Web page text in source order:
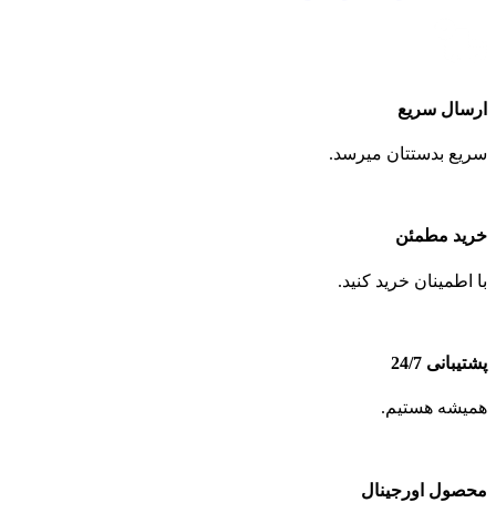
ارسال سریع
سریع بدستتان میرسد.
خرید مطمئن
با اطمینان خرید کنید.
پشتیبانی 24/7
همیشه هستیم.
محصول اورجینال